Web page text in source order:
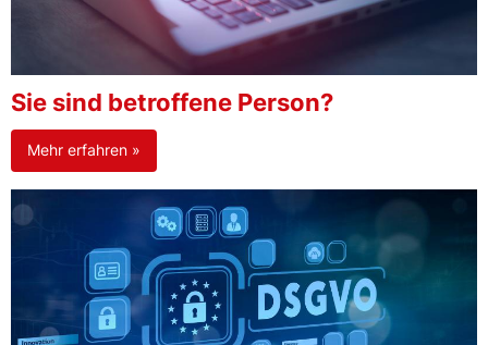
Sie sind betroffene Person?
Mehr erfahren »